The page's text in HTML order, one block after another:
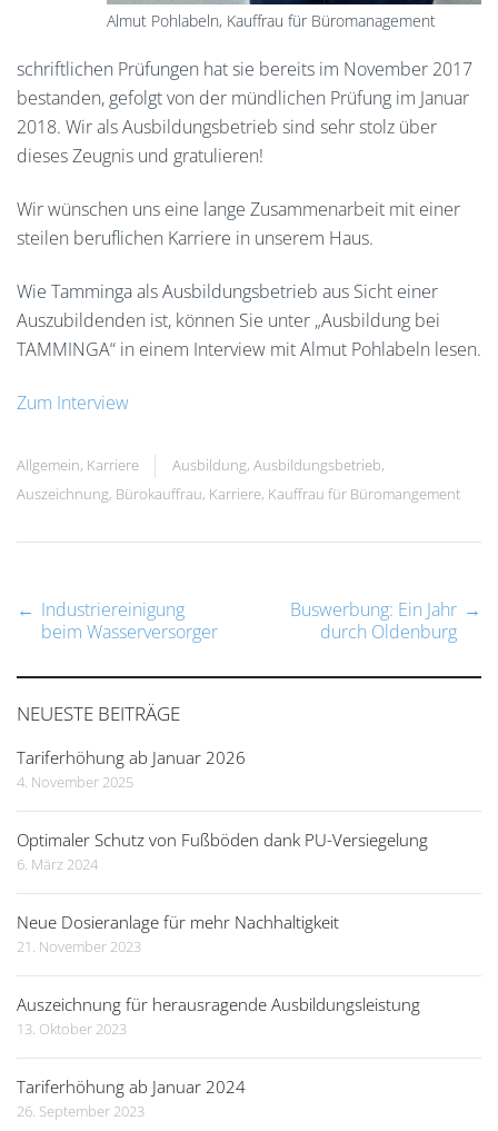
Almut Pohlabeln, Kauffrau für Büromanagement
schriftlichen Prüfungen hat sie bereits im November 2017
bestanden, gefolgt von der mündlichen Prüfung im Januar
2018. Wir als Ausbildungsbetrieb sind sehr stolz über
dieses Zeugnis und gratulieren!
Wir wünschen uns eine lange Zusammenarbeit mit einer
steilen beruflichen Karriere in unserem Haus.
Wie Tamminga als Ausbildungsbetrieb aus Sicht einer
Auszubildenden ist, können Sie unter „Ausbildung bei
TAMMINGA“ in einem Interview mit Almut Pohlabeln lesen.
Zum Interview
Allgemein, Karriere Ausbildung, Ausbildungsbetrieb,
Auszeichnung, Bürokauffrau, Karriere, Kauffrau für Büromangement
Post
navigation
← Industriereinigung
beim Wasserversorger
Buswerbung: Ein Jahr
durch Oldenburg
→
NEUESTE BEITRÄGE
Tariferhöhung ab Januar 2026
4. November 2025
Optimaler Schutz von Fußböden dank PU-Versiegelung
6. März 2024
Neue Dosieranlage für mehr Nachhaltigkeit
21. November 2023
Auszeichnung für herausragende Ausbildungsleistung
13. Oktober 2023
Tariferhöhung ab Januar 2024
26. September 2023